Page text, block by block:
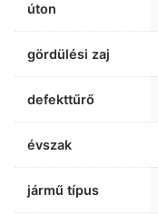
úton
gördülési zaj
defekttűrő
évszak
jármű típus